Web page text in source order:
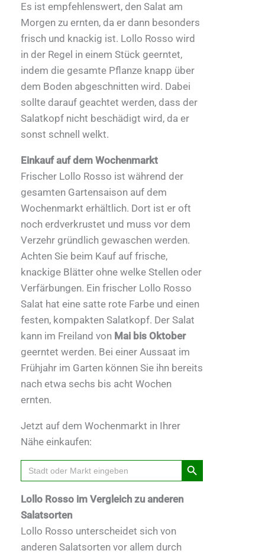
Es ist empfehlenswert, den Salat am
Morgen zu ernten, da er dann besonders
frisch und knackig ist. Lollo Rosso wird
in der Regel in einem Stück geerntet,
indem die gesamte Pflanze knapp über
dem Boden abgeschnitten wird. Dabei
sollte darauf geachtet werden, dass der
Salatkopf nicht beschädigt wird, da er
sonst schnell welkt.
Einkauf auf dem Wochenmarkt
Frischer Lollo Rosso ist während der
gesamten Gartensaison auf dem
Wochenmarkt erhältlich. Dort ist er oft
noch erdverkrustet und muss vor dem
Verzehr gründlich gewaschen werden.
Achten Sie beim Kauf auf frische,
knackige Blätter ohne welke Stellen oder
Verfärbungen. Ein frischer Lollo Rosso
Salat hat eine satte rote Farbe und einen
festen, kompakten Salatkopf. Der Salat
kann im Freiland von Mai bis Oktober
geerntet werden. Bei einer Aussaat im
Frühjahr im Garten können Sie ihn bereits
nach etwa sechs bis acht Wochen
ernten.
Jetzt auf dem Wochenmarkt in Ihrer
Nähe einkaufen:
Search
for:
Search Button
Lollo Rosso im Vergleich zu anderen
Salatsorten
Lollo Rosso unterscheidet sich von
anderen Salatsorten vor allem durch